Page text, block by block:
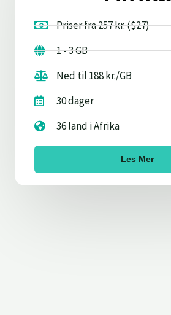
Priser fra 257 kr. ($27)
1 - 3 GB
Ned til 188 kr./GB
30 dager
36 land i Afrika
Les Mer